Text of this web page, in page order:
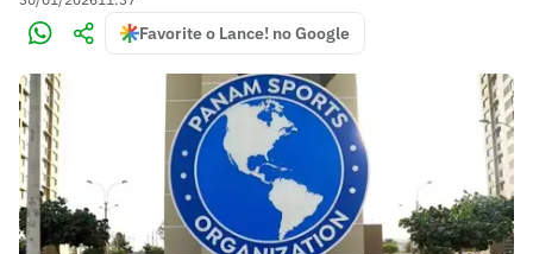
Favorite o Lance! no Google